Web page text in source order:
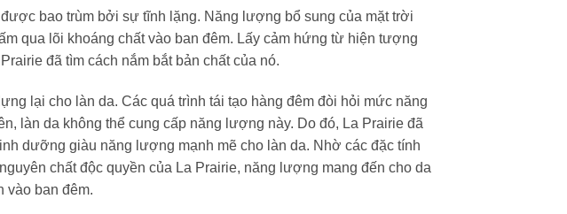
bao trùm bởi sự tĩnh lặng. Năng lượng bổ sung của mặt trời
qua lõi khoáng chất vào ban đêm. Lấy cảm hứng từ hiện tượng
đã tìm cách nắm bắt bản chất của nó.
lại cho làn da. Các quá trình tái tạo hàng đêm đòi hỏi mức năng
làn da không thể cung cấp năng lượng này. Do đó, La Prairie đã
dưỡng giàu năng lượng mạnh mẽ cho làn da. Nhờ các đặc tính
chất độc quyền của La Prairie, năng lượng mang đến cho da
vào ban đêm.